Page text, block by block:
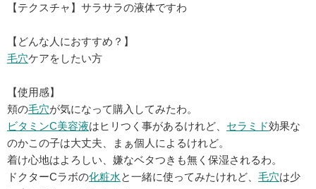
【テクスチャ】サラサラの液体ですわ
【どんな人におすすめ？】
毛穴ケアをしたい方
【使用感】
頬の毛穴が気になって購入してみたわ。
ビタミンC美容液はヒリつく事があるけれど、 セラミド効果な
のかこの子は大丈夫、まぁ個人によるけれど。
着け心地はよろしい、嫌なベタつきも無く保湿されるわ。
ドクターCラボの化粧水と一緒に使ってみたけれど、 毛穴は少